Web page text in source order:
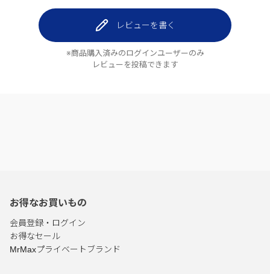
レビューを書く
※商品購入済みのログインユーザーのみ
レビューを投稿できます
お得なお買いもの
会員登録・ログイン
お得なセール
MrMaxプライベートブランド